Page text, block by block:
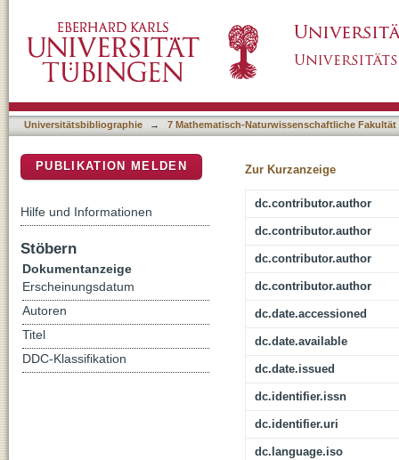
paramagnetic character
Universitätsbibliographie → 7 Mathematisch-Naturwissenschaftliche Fakultät
Zur Kurzanzeige
dc.contributor.author
dc.contributor.author
dc.contributor.author
dc.contributor.author
dc.date.accessioned
dc.date.available
dc.date.issued
dc.identifier.issn
dc.identifier.uri
dc.language.iso
PUBLIKATION MELDEN
Hilfe und Informationen
Stöbern
Dokumentanzeige
Erscheinungsdatum
Autoren
Titel
DDC-Klassifikation